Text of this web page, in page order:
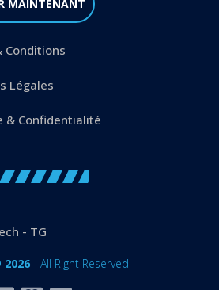
MAINTENANT
Conditions
Légales
& Confidentialité
- TG
2026- All Right Reserved